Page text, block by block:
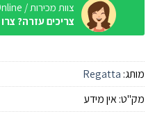
צוות מכירות / Online
צריכים עזרה?
מותג: Regatta
מק"ט:אין מידע